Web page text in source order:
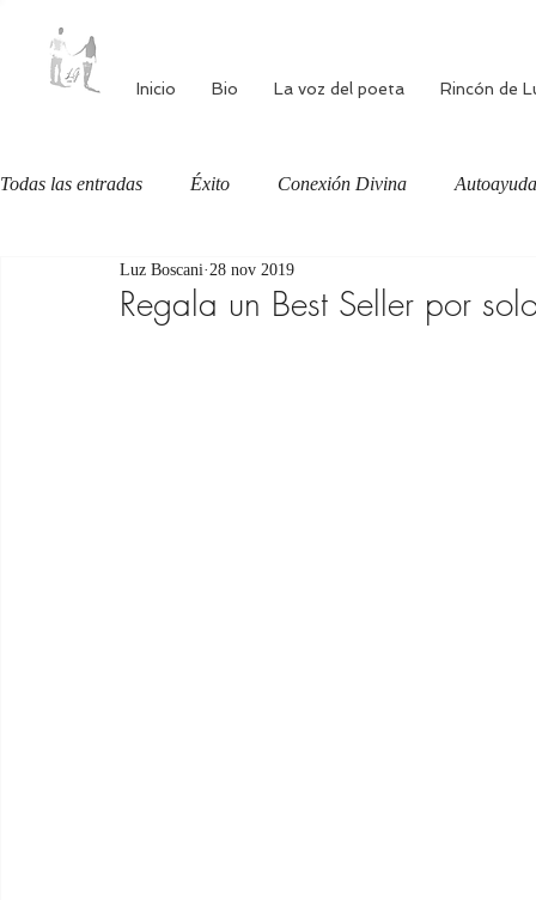
Inicio Bio La voz del poeta Rincón de
Todas las entradas Éxito Conexión Divina Autoayuda
Autoestima Alimentación consciente
Regala un Best Seller por
Luz Boscani 28 nov 2019